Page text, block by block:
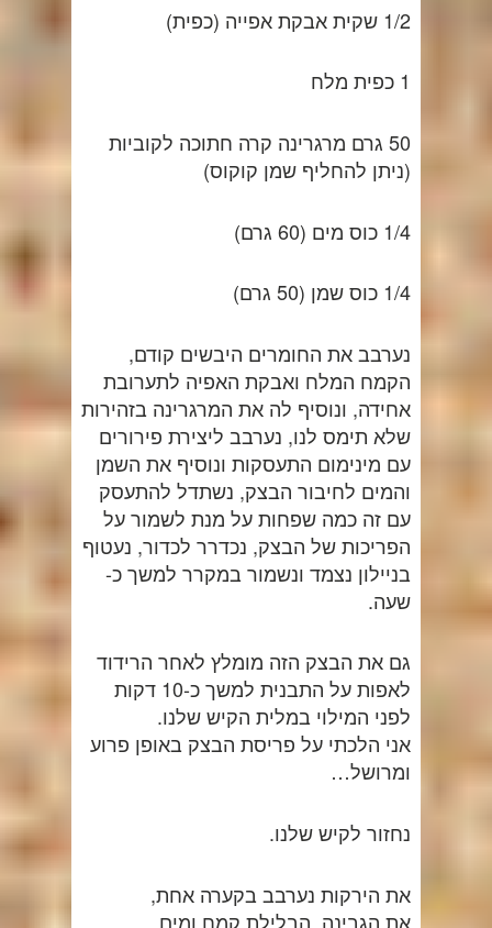
1/2 שקית אבקת אפייה (כפית)
1 כפית מלח
50 גרם מרגרינה קרה חתוכה לקוביות
(ניתן להחליף שמן קוקוס)
1/4 כוס מים (60 גרם)
1/4 כוס שמן (50 גרם)
נערבב את החומרים היבשים קודם,
הקמח המלח ואבקת האפיה לתערובת
אחידה, ונוסיף לה את המרגרינה בזהירות
שלא תימס לנו, נערבב ליצירת פירורים
עם מינימום התעסקות ונוסיף את השמן
והמים לחיבור הבצק, נשתדל להתעסק
עם זה כמה שפחות על מנת לשמור על
הפריכות של הבצק, נכדרר לכדור, נעטוף
בניילון נצמד ונשמור במקרר למשך כ-
שעה.
גם את הבצק הזה מומלץ לאחר הרידוד
לאפות על התבנית למשך כ-10 דקות
לפני המילוי במלית הקיש שלנו.
אני הלכתי על פריסת הבצק באופן פרוע
ומרושל…
נחזור לקיש שלנו.
את הירקות נערבב בקערה אחת,
את הגבינה, הבלילת קמח ומים,